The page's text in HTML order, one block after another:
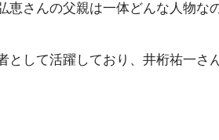
恵さんの父親は一体どんな人物
して活躍しており、井桁祐一